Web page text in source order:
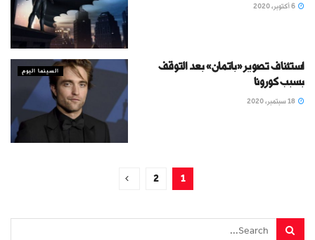
السينما اليوم
استئناف تصوير «باتمان» بعد التوقف
بسبب كورونا
1
2